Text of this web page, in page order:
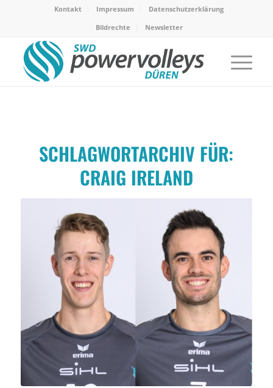
Kontakt Impressum
Datenschutzerklärung
Bildrechte
Newsletter
SCHLAGWORTARCHIV FÜR:
CRAIG IRELAND